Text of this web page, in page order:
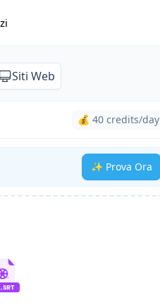
Siti Web
💰 40 credits/day
✨ Prova Ora